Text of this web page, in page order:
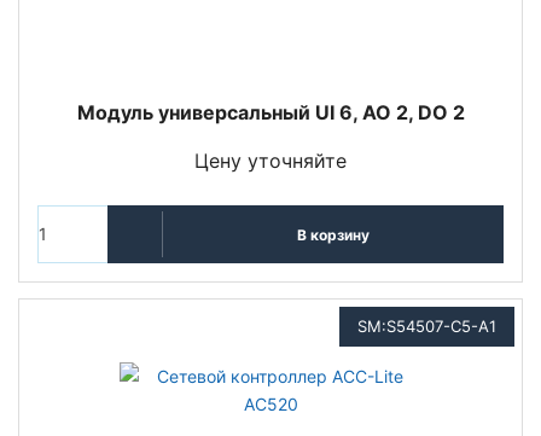
Модуль универсальный UI 6, AO 2, DO 2
Цену уточняйте
В корзину
SM:S54507-C5-A1